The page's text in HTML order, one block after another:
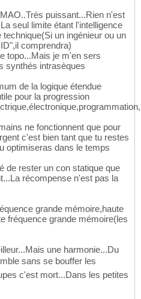
puissant...Rien n'est
seul limite étant l'intelligence
un ingénieur ou un
comprendra)
topo...Mais je m'en sers
synthés intrasèques
de la logique étendue
pour la progression
ne fonctionnent que pour
c'est bien tant que tu restes
optimiseras dans le temps
de rester un con statique que
récompense n'est pas la
grande mémoire,haute
fréquence grande mémoire(les
une harmonie...Du
sans se bouffer les
c'est mort...Dans les petites